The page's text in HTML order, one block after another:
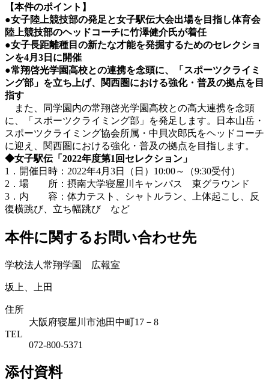
【本件のポイント】
●女子陸上競技部の発足と女子駅伝大会出場を目指し体育会
陸上競技部のヘッドコーチに竹澤健介氏が着任
●女子長距離種目の新たな才能を発掘するためのセレクショ
ンを4月3日に開催
●常翔啓光学園高校との連携を念頭に、「スポーツクライミ
ング部」を立ち上げ、
関西圏における強化・普及の拠点を目
指す
また、同学園内の常翔啓光学園高校との高大連携を念頭
に、「スポーツクライミング部」を発足します。日本山岳・
スポーツクライミング協会所属・中貝次郎氏をヘッドコーチ
に迎え、関西圏における強化・普及の拠点を目指します。
◆女子駅伝「2022年度第1回セレクション」
1．開催日時：2022年4月3日（日）10:00～（9:30受付）
2．場 所：摂南大学寝屋川キャンパス 東グラウンド
3．内 容：体力テスト、シャトルラン、上体起こし、反
復横跳び、立ち幅跳び など
本件に関するお問い合わせ先
学校法人常翔学園 広報室
坂上、上田
住所
大阪府寝屋川市池田中町17－8
TEL
072-800-5371
添付資料